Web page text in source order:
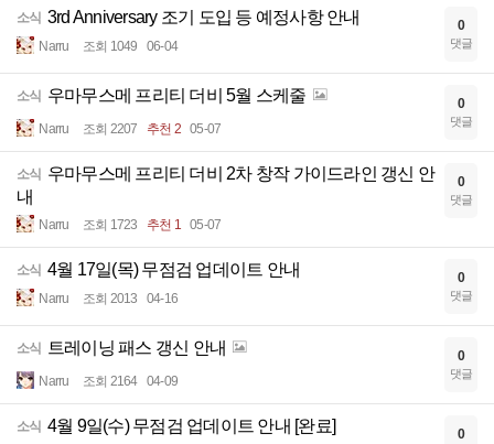
소식 3rd Anniversary 조기 도입 등 예정사항 안내
Narru 조회 1049 06-04
0
댓글
소식 우마무스메 프리티 더비 5월 스케줄
Narru 조회 2207 추천 2 05-07
0
댓글
소식
우마무스메 프리티 더비 2차 창작 가이드라인 갱신 안
내
Narru 조회 1723 추천 1 05-07
0
댓글
소식 4월 17일(목) 무점검 업데이트 안내
Narru 조회 2013 04-16
0
댓글
소식 트레이닝 패스 갱신 안내
Narru 조회 2164 04-09
0
댓글
소식 4월 9일(수) 무점검 업데이트 안내 [완료] 0